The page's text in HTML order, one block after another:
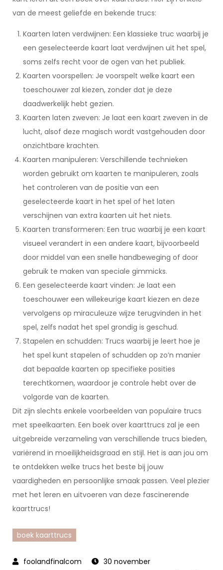
van de meest geliefde en bekende trucs:
Kaarten laten verdwijnen: Een klassieke truc waarbij je
een geselecteerde kaart laat verdwijnen uit het spel,
soms zelfs recht voor de ogen van het publiek.
Kaarten voorspellen: Je voorspelt welke kaart een
toeschouwer zal kiezen, zonder dat je deze
daadwerkelijk hebt gezien.
Kaarten laten zweven: Je laat een kaart zweven in de
lucht, alsof deze magisch wordt vastgehouden door
onzichtbare krachten.
Kaarten manipuleren: Verschillende technieken
worden gebruikt om kaarten te manipuleren, zoals
het controleren van de positie van een
geselecteerde kaart in het spel of het laten
verschijnen van extra kaarten uit het niets.
Kaarten transformeren: Een truc waarbij je een kaart
visueel verandert in een andere kaart, bijvoorbeeld
door middel van een snelle handbeweging of door
gebruik te maken van speciale gimmicks.
Een geselecteerde kaart vinden: Je laat een
toeschouwer een willekeurige kaart kiezen en deze
vervolgens op miraculeuze wijze terugvinden in het
spel, zelfs nadat het spel grondig is geschud.
Stapelen en schudden: Trucs waarbij je leert hoe je
het spel kunt stapelen of schudden op zo’n manier
dat bepaalde kaarten op specifieke posities
terechtkomen, waardoor je controle hebt over de
volgorde van de kaarten.
Dit zijn slechts enkele voorbeelden van populaire trucs
met speelkaarten. Een boek over kaarttrucs zal je een
uitgebreide verzameling van verschillende trucs bieden,
variërend in moeilijkheidsgraad en stijl. Het is aan jou om
te ontdekken welke trucs het beste bij jouw
vaardigheden en persoonlijke smaak passen. Veel plezier
met het leren en uitvoeren van deze fascinerende
kaarttrucs!
boek kaarttrucs
30 november